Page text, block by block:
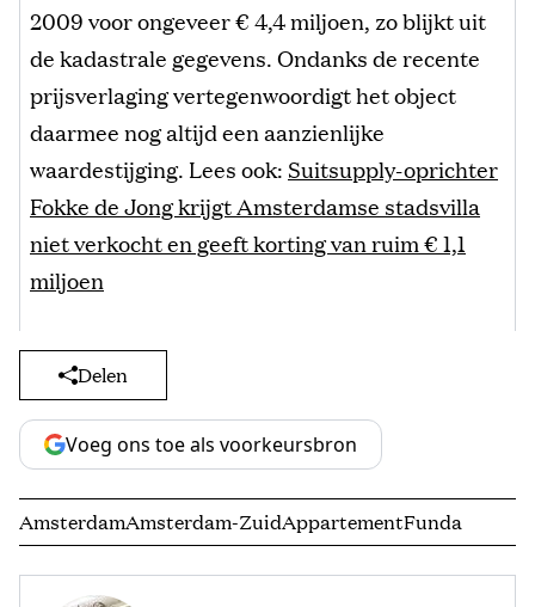
2009 voor ongeveer € 4,4 miljoen, zo blijkt uit
de kadastrale gegevens. Ondanks de recente
prijsverlaging vertegenwoordigt het object
daarmee nog altijd een aanzienlijke
waardestijging. Lees ook: Suitsupply-oprichter
Fokke de Jong krijgt Amsterdamse stadsvilla
niet verkocht en geeft korting van ruim € 1,1
miljoen
Delen
Voeg ons toe als voorkeursbron
AmsterdamAmsterdam-ZuidAppartementFunda